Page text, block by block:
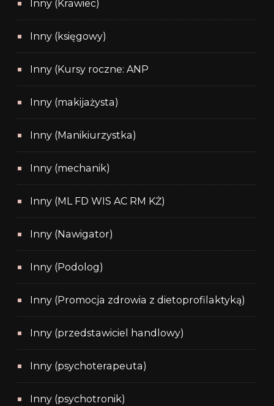
Inny (Krawiec)
Inny (księgowy)
Inny (Kursy roczne: ANP
Inny (makijażysta)
Inny (Manikiurzystka)
Inny (mechanik)
Inny (ML FD WIS AC RM KŻ)
Inny (Nawigator)
Inny (Podolog)
Inny (Promocja zdrowia z dietoprofilaktyką)
Inny (przedstawiciel handlowy)
Inny (psychoterapeuta)
Inny (psychotronik)